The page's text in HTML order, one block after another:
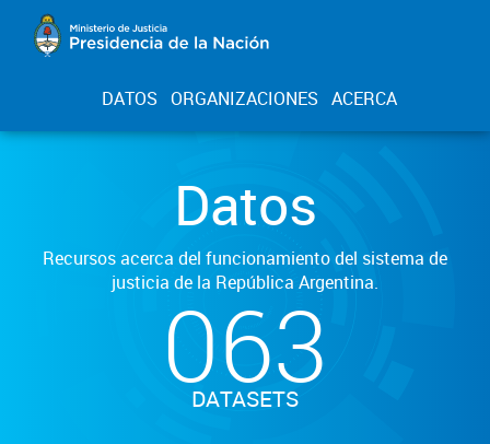
DATOS ORGANIZACIONES ACERCA
Datos
Recursos acerca del funcionamiento del sistema de
justicia de la República Argentina.
063
DATASETS